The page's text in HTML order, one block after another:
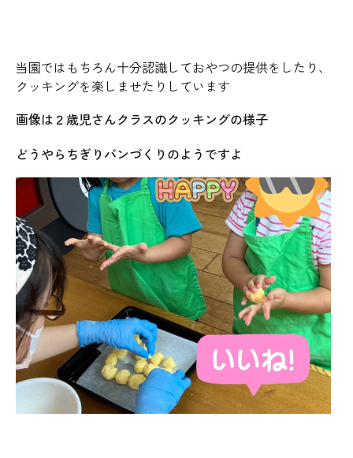
当園ではもちろん十分認識しておやつの提供をしたり、
クッキングを楽しませたりしています
画像は２歳児さんクラスのクッキングの様子
どうやらちぎりパンづくりのようですよ